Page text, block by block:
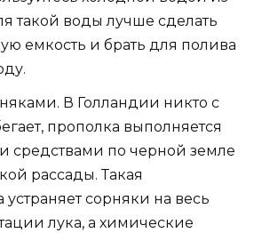
такой воды лучше сделать
емкость и брать для полива
В Голландии никто с
прополка выполняется
средствами по черной земле
рассады. Такая
сорняки на весь
лука, а химические